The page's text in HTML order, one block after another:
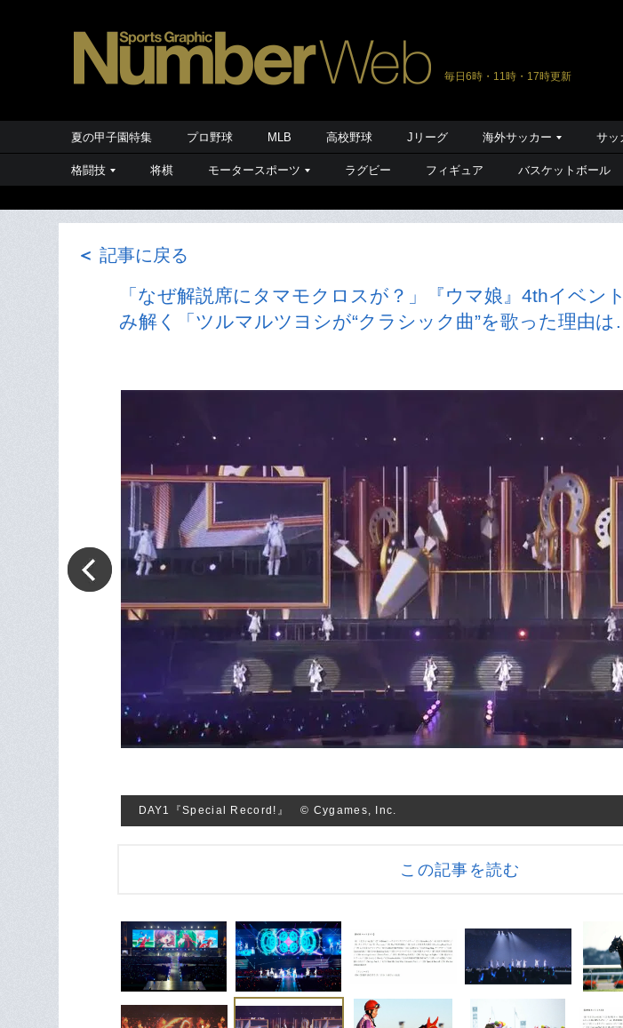
毎日6時・11時・17時更新
夏の甲子園特集 プロ野球 MLB 高校野球 Jリーグ 海外サッカー サッ
格闘技 将棋 モータースポーツ ラグビー フィギュア バスケットボール
＜ 記事に戻る
「なぜ解説席にタマモクロスが？」『ウマ娘』4thイベン
み解く「ツルマルツヨシが“クラシック曲”を歌った理由は
DAY1『Special Record!』 © Cygames, Inc.
この記事を読む